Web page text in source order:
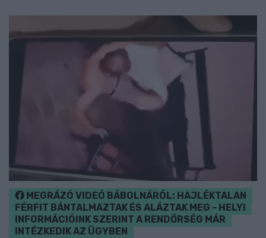
MEGRÁZÓ VIDEÓ BÁBOLNÁRÓL: HAJLÉKTALAN
FÉRFIT BÁNTALMAZTAK ÉS ALÁZTAK MEG - HELYI
INFORMÁCIÓINK SZERINT A RENDŐRSÉG MÁR
INTÉZKEDIK AZ ÜGYBEN